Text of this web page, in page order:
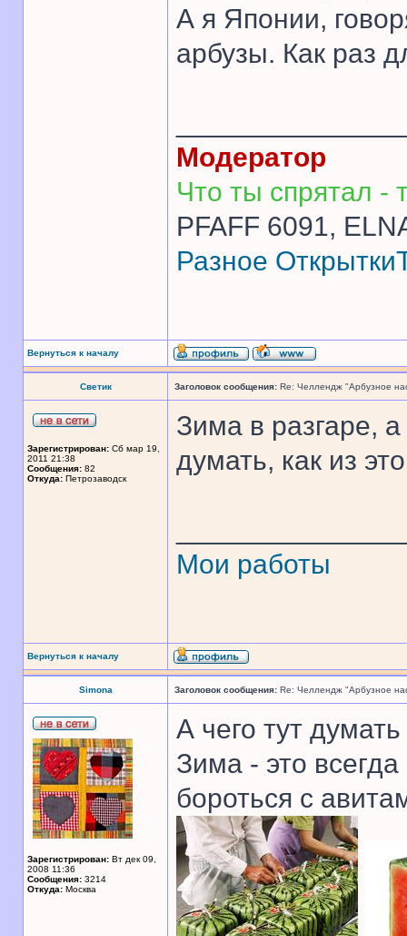
А я Японии,
арбузы. Как раз
Модератор
Что ты спрятал -
PFAFF 6091,
Разное Открытки
Вернуться к началу
Светик Заголовок сообщения: Re: Челлендж "Арбузное
Зарегистрирован: Сб мар 19,
2011 21:38
Сообщения: 82
Откуда: Петрозаводск
Зима в разгаре,
думать, как из
Мои работы
Вернуться к началу
Simona Заголовок сообщения: Re: Челлендж "Арбузное
Зарегистрирован: Вт дек 09,
2008 11:36
Сообщения: 3214
Откуда: Москва
А чего тут
Зима - это
бороться с